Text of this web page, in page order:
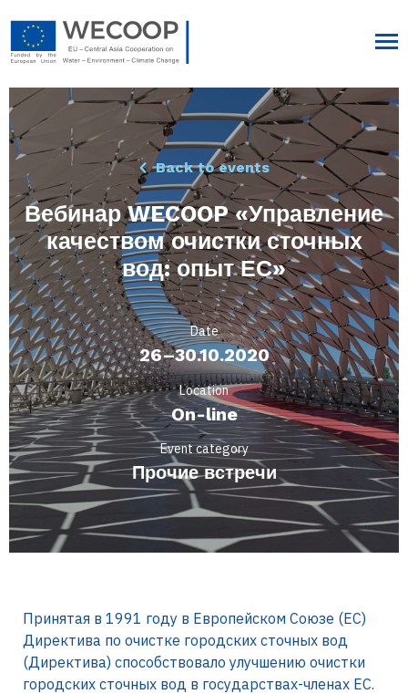
Back to events
Вебинар WECOOP «Управление
качеством очистки сточных
вод: опыт ЕС»
Date
26–30.10.2020
Location
On-line
Event category
Прочие встречи
Принятая в 1991 году в Европейском Союзе (ЕС)
Директива по очистке городских сточных вод
(Директива) способствовало улучшению очистки
городских сточных вод в государствах-членах ЕС.